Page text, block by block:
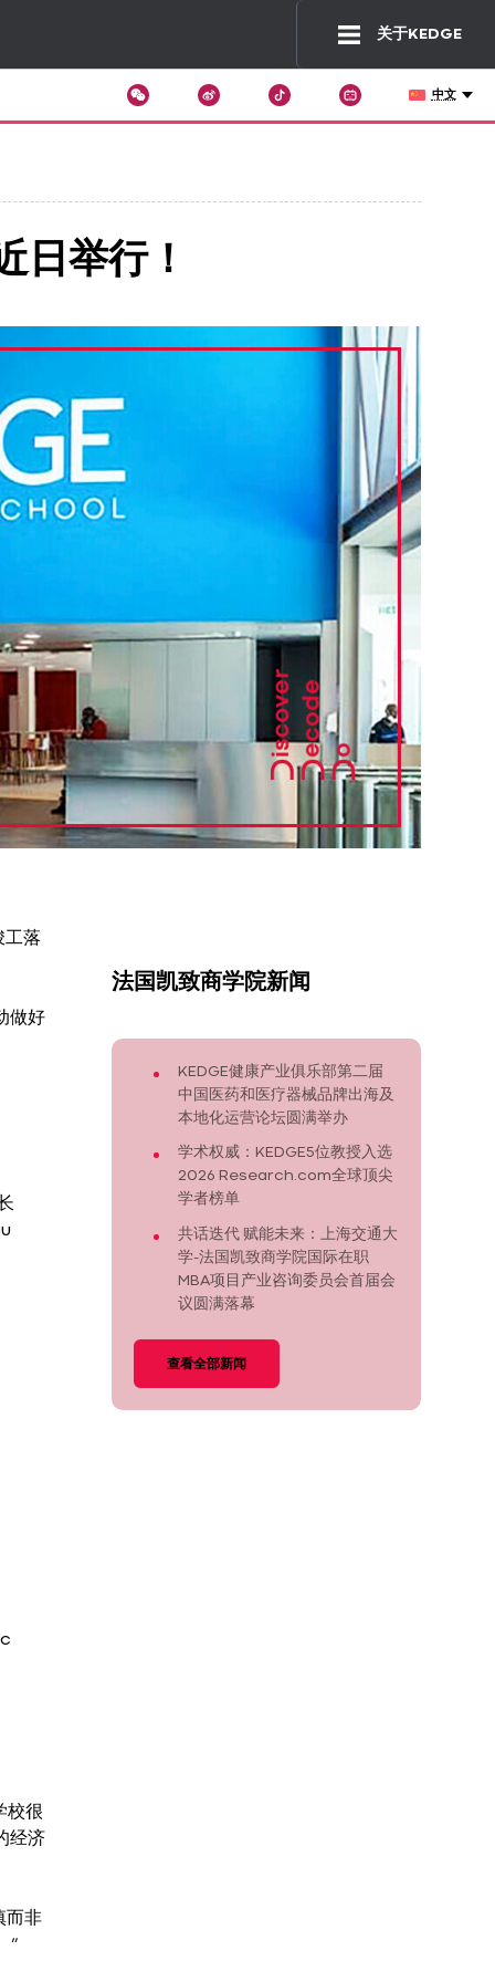
关于KEDGE
Wechat Tiktok
中文
日举行！
工落
做好
校很
经济
而非
”
法国凯致商学院新闻
KEDGE健康产业俱乐部第二届
中国医药和医疗器械品牌出海及
本地化运营论坛圆满举办
学术权威：KEDGE5位教授入选
2026 Research.com全球顶尖
学者榜单
共话迭代 赋能未来：上海交通大
学-法国凯致商学院国际在职
MBA项目产业咨询委员会首届会
议圆满落幕
查看全部新闻